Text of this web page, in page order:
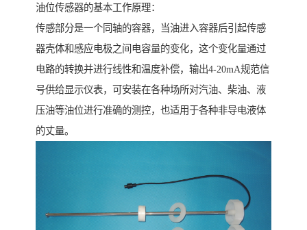
油位传感器的基本工作原理：
传感部分是一个同轴的容器，当油进入容器后引起传感
器壳体和感应电极之间电容量的变化，这个变化量通过
电路的转换并进行线性和温度补偿，输出4-20mA规范信
号供给显示仪表，可安装在各种场所对汽油、柴油、液
压油等油位进行准确的测控，也适用于各种非导电液体
的丈量。